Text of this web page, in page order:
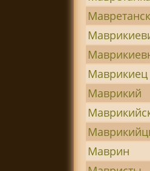
Маврикиец
Маврикий
Маврин